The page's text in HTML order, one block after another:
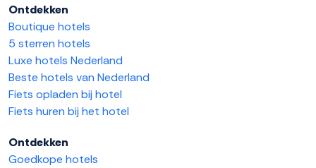
Ontdekken
Boutique hotels
5 sterren hotels
Luxe hotels Nederland
Beste hotels van Nederland
Fiets opladen bij hotel
Fiets huren bij het hotel
Ontdekken
Goedkope hotels